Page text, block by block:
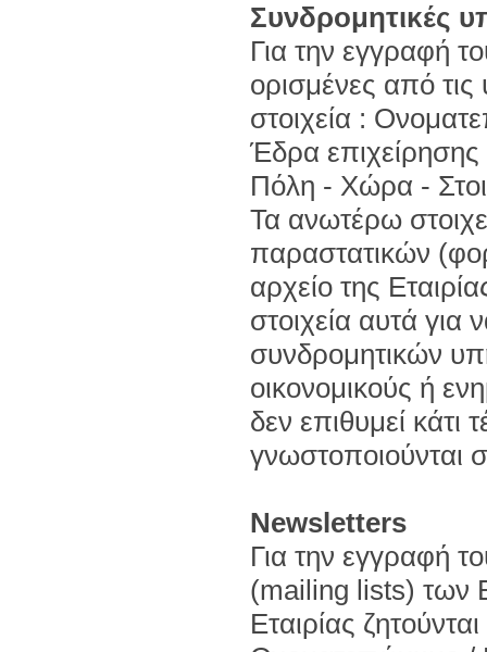
Συνδρομητικές
Για την εγγραφή
ορισμένες από τις
στοιχεία :
Έδρα
Πόλη - Χώρα -
Τα ανωτέρω
παραστατικών
αρχείο της
στοιχεία αυτά
συνδρομητικών
οικονομικούς ή
δεν επιθυμεί κάτι
γνωστοποιούνται
Newsletters
Για την εγγραφή
(mailing lists) των
Εταιρίας